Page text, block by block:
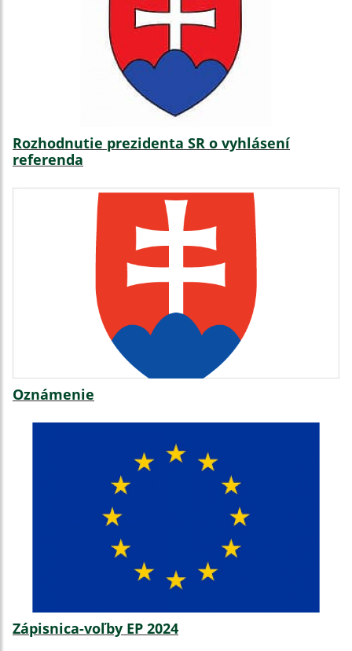
Rozhodnutie prezidenta SR o vyhlásení
referenda
Oznámenie
Zápisnica-voľby EP 2024